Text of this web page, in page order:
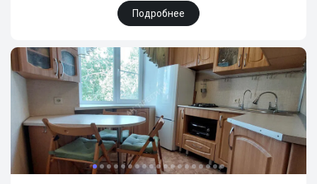
Подробнее